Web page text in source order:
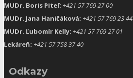
MUDr. Boris Piteľ: +421 57 769 27 00
MUDr. Jana Haničáková: +421 57 769 23 44
MUDr. Ľubomír Kelly: +421 57 769 27 01
Lekáreň: +421 57 758 37 40
Odkazy